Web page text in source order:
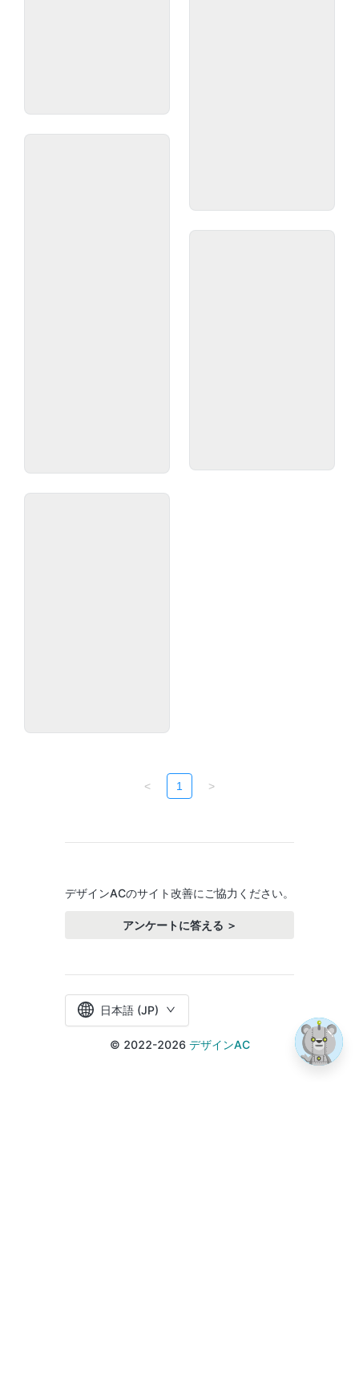
< 1 >
デザインACのサイト改善にご協力ください。
アンケートに答える ＞
日本語 (JP)
© 2022-2026 デザインAC